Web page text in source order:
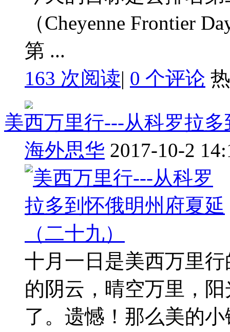
（Cheyenne Frontier
第 ...
163 次阅读| 0 个评论
美西万里行---从科罗拉
海外思华 2017-10-2
十月一日是美西万里
的阴云，晴空万里，
了。遗憾！那么美的